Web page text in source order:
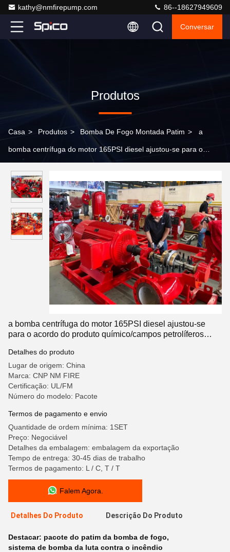
kathy@nmfirepump.com 86--18627949609
Conversar
Produtos
Casa > Produtos > Bomba De Fogo Montada Patim > a
bomba centrífuga do motor 165PSI diesel ajustou-se para o
a bomba centrífuga do motor 165PSI diesel ajustou-se
para o acordo do produto químico/campos petrolíferos
Detalhes do produto
Lugar de origem: China
Marca: CNP NM FIRE
Certificação: UL/FM
Número do modelo: Pacote
Termos de pagamento e envio
Quantidade de ordem mínima: 1SET
Preço: Negociável
Detalhes da embalagem: embalagem da exportação
Tempo de entrega: 30-45 dias de trabalho
Termos de pagamento: L / C, T / T
Falem Agora.
Detalhes Do Produto Descrição Do Produto
Destacar: pacote do patim da bomba de fogo,
sistema de bomba da luta contra o incêndio